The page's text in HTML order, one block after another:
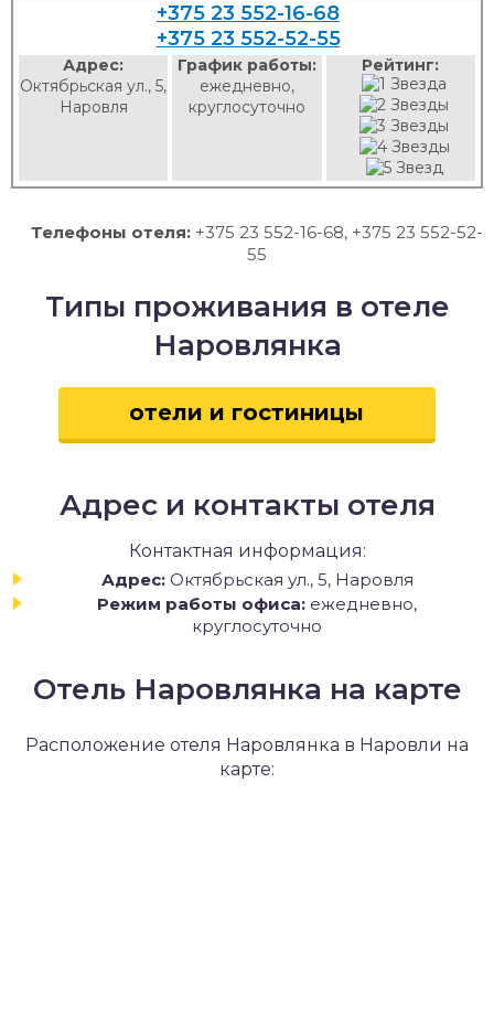
+375 23 552-16-68
+375 23 552-52-55
Адрес:
Октябрьская ул., 5,
Наровля
График работы:
ежедневно,
круглосуточно
Рейтинг:
Телефоны отеля: +375 23 552-16-68, +375 23 552-52-
55
Типы проживания в отеле
Наровлянка
отели и гостиницы
Адрес и контакты отеля
Контактная информация:
Адрес: Октябрьская ул., 5, Наровля
Режим работы офиса: ежедневно,
круглосуточно
Отель Наровлянка на карте
Расположение отеля Наровлянка в Наровли на
карте: